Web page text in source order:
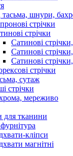
тасьма, шнури,
стрічки
стрічки
Сатинові
Сатинові
Сатинові
стрічки
сутаж
стрічки
мереживо
для тканини
кліпси
магнітні